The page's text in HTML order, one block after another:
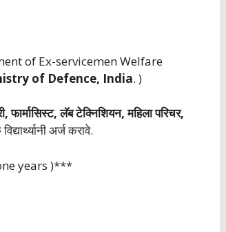
of Ex-servicemen Welfare
of Defence, India. )
फार्मासिस्ट, लॅब टेक्निशियन, महिला परिचर,
अर्ज करावे.
years )***